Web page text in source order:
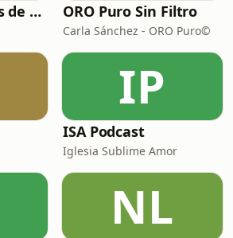
Últimas Noticias de El Heraldo de México ORO Puro Sin Filtro
Carla Sánchez - ORO Puro©
IP
ISA Podcast
Iglesia Sublime Amor
NL